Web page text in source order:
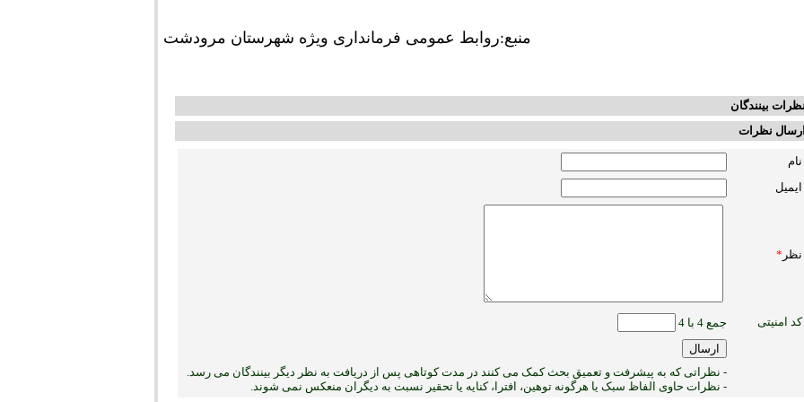
منبع:روابط عمومی فرمانداری ویژه شهرستان مرودشت
بینندگان
نظرات
نام
ایمیل
نظر *
کد امنیتی جمع 4 با 4
- نظراتی که به پیشرفت و تعمیق بحث کمک می کنند در مدت کوتاهی پس از دریافت به نظر دیگر بینندگان می رسد.
- نظرات حاوی الفاظ سبک یا هرگونه توهین، افترا، کنایه یا تحقیر نسبت به دیگران منعکس نمی ‏شوند.